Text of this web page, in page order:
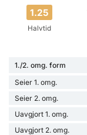
1.25
Halvtid
1./2. omg. form
Seier 1. omg.
Seier 2. omg.
Uavgjort 1. omg.
Uavgjort 2. omg.